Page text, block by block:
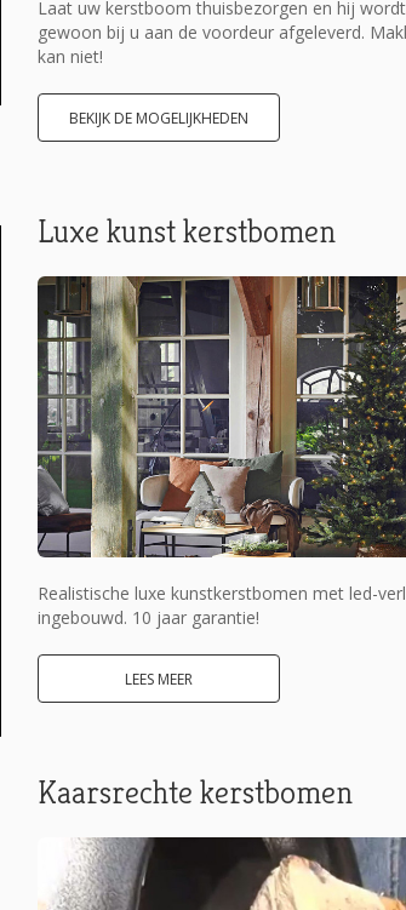
Laat uw kerstboom thuisbezorgen en hij wordt
gewoon bij u aan de voordeur afgeleverd.
kan niet!
BEKIJK DE MOGELIJKHEDEN
Luxe kunst kerstbomen
Realistische luxe kunstkerstbomen met led-
ingebouwd. 10 jaar garantie!
LEES MEER
Kaarsrechte kerstbomen